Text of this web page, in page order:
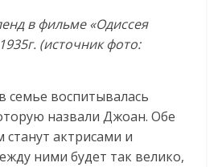
в фильме «Одиссея
(источник фото:
воспитывалась
назвали Джоан. Обе
актрисами и
ними будет так велико,